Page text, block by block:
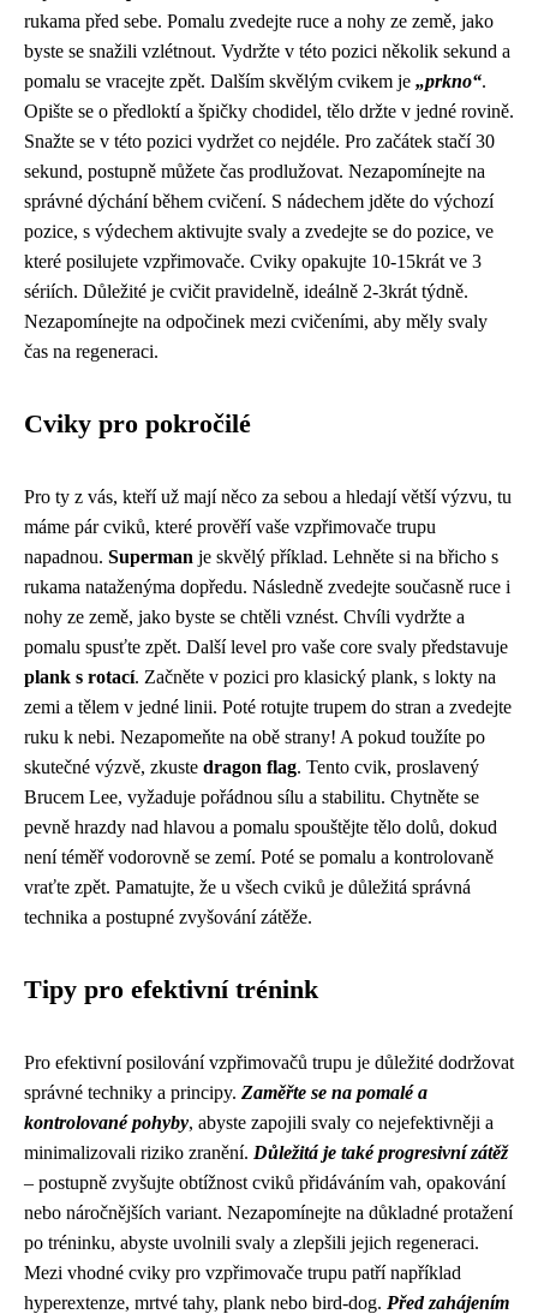
rukama před sebe. Pomalu zvedejte ruce a nohy ze země, jako
byste se snažili vzlétnout. Vydržte v této pozici několik sekund a
pomalu se vracejte zpět. Dalším skvělým cvikem je „prkno“.
Opište se o předloktí a špičky chodidel, tělo držte v jedné rovině.
Snažte se v této pozici vydržet co nejdéle. Pro začátek stačí 30
sekund, postupně můžete čas prodlužovat. Nezapomínejte na
správné dýchání během cvičení. S nádechem jděte do výchozí
pozice, s výdechem aktivujte svaly a zvedejte se do pozice, ve
které posilujete vzpřimovače. Cviky opakujte 10-15krát ve 3
sériích. Důležité je cvičit pravidelně, ideálně 2-3krát týdně.
Nezapomínejte na odpočinek mezi cvičeními, aby měly svaly
čas na regeneraci.
Cviky pro pokročilé
Pro ty z vás, kteří už mají něco za sebou a hledají větší výzvu, tu
máme pár cviků, které prověří vaše vzpřimovače trupu
napadnou. Superman je skvělý příklad. Lehněte si na břicho s
rukama nataženýma dopředu. Následně zvedejte současně ruce i
nohy ze země, jako byste se chtěli vznést. Chvíli vydržte a
pomalu spusťte zpět. Další level pro vaše core svaly představuje
plank s rotací. Začněte v pozici pro klasický plank, s lokty na
zemi a tělem v jedné linii. Poté rotujte trupem do stran a zvedejte
ruku k nebi. Nezapomeňte na obě strany! A pokud toužíte po
skutečné výzvě, zkuste dragon flag. Tento cvik, proslavený
Brucem Lee, vyžaduje pořádnou sílu a stabilitu. Chytněte se
pevně hrazdy nad hlavou a pomalu spouštějte tělo dolů, dokud
není téměř vodorovně se zemí. Poté se pomalu a kontrolovaně
vraťte zpět. Pamatujte, že u všech cviků je důležitá správná
technika a postupné zvyšování zátěže.
Tipy pro efektivní trénink
Pro efektivní posilování vzpřimovačů trupu je důležité dodržovat
správné techniky a principy. Zaměřte se na pomalé a
kontrolované pohyby, abyste zapojili svaly co nejefektivněji a
minimalizovali riziko zranění. Důležitá je také progresivní zátěž
– postupně zvyšujte obtížnost cviků přidáváním vah, opakování
nebo náročnějších variant. Nezapomínejte na důkladné protažení
po tréninku, abyste uvolnili svaly a zlepšili jejich regeneraci.
Mezi vhodné cviky pro vzpřimovače trupu patří například
hyperextenze, mrtvé tahy, plank nebo bird-dog. Před zahájením